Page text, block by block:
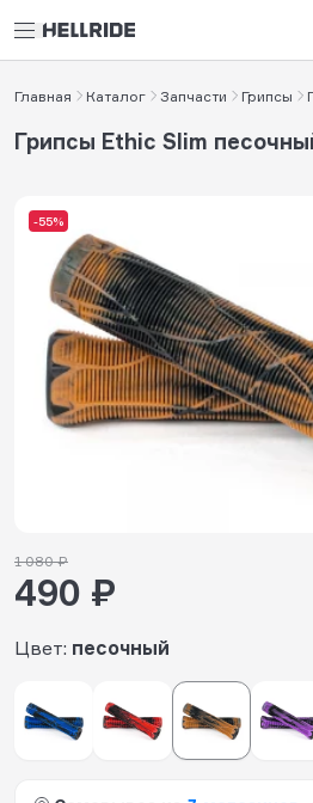
Главная Каталог Запчасти Грипсы
-55%
Грипсы Ethic Slim
Цвет: песочный
1 080 ₽
490 ₽